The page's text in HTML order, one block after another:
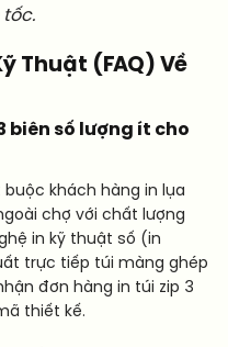
Thuật (FAQ) Về
biên số lượng ít cho
khách hàng in lụa
chợ với chất lượng
in kỹ thuật số (in
trực tiếp túi màng ghép
đơn hàng in túi zip 3
thiết kế.